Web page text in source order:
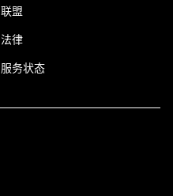
联盟
法律
服务状态